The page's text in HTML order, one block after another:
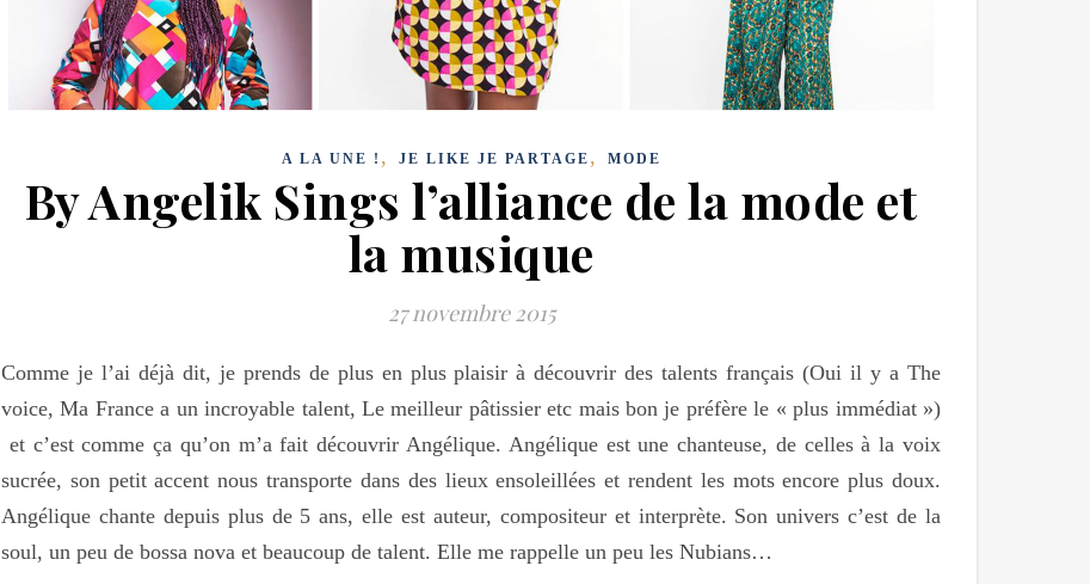
A LA UNE ! , JE LIKE JE PARTAGE , MODE
By Angelik Sings l’alliance de la mode et
la musique
27 novembre 2015
Comme je l’ai déjà dit, je prends de plus en plus plaisir à découvrir des talents français (Oui il y a The
voice, Ma France a un incroyable talent, Le meilleur pâtissier etc mais bon je préfère le « plus immédiat »)
et c’est comme ça qu’on m’a fait découvrir Angélique. Angélique est une chanteuse, de celles à la voix
sucrée, son petit accent nous transporte dans des lieux ensoleillées et rendent les mots encore plus doux.
Angélique chante depuis plus de 5 ans, elle est auteur, compositeur et interprète. Son univers c’est de la
soul, un peu de bossa nova et beaucoup de talent. Elle me rappelle un peu les Nubians…